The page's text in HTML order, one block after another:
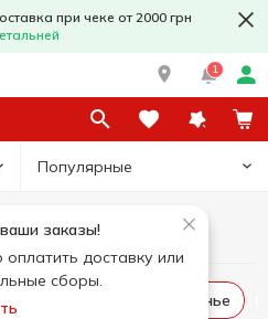
при чеке от 2000 грн
1
Популярные
заказы!
доставку или
сборы.
сладости
Tatlan
Халва, пишманье